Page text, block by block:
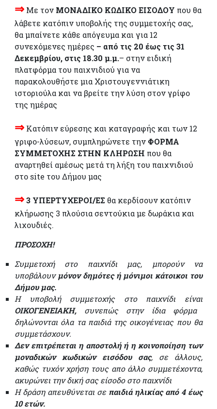
⇒ Με τον ΜΟΝΑΔΙΚΟ ΚΩΔΙΚΟ ΕΙΣΟΔΟΥ που θα
λάβετε κατόπιν υποβολής της συμμετοχής σας,
θα μπαίνετε κάθε απόγευμα και για 12
συνεχόμενες ημέρες – από τις 20 έως τις 31
Δεκεμβρίου, στις 18.30 μ.μ.– στην ειδική
πλατφόρμα του παιχνιδιού για να
παρακολουθήστε μια Χριστουγεννιάτικη
ιστοριούλα και να βρείτε την λύση στον γρίφο
της ημέρας
⇒ Κατόπιν εύρεσης και καταγραφής και των 12
γριφο-λύσεων, συμπληρώνετε την ΦΟΡΜΑ
ΣΥΜΜΕΤΟΧΗΣ ΣΤΗΝ ΚΛΗΡΩΣΗ που θα
αναρτηθεί αμέσως μετά τη λήξη του παιχνιδιού
στο site του Δήμου μας
⇒3 ΥΠΕΡΤΥΧΕΡΟΙ/ΕΣ θα κερδίσουν κατόπιν
κλήρωσης 3 πλούσια σεντούκια με δωράκια και
λιχουδιές.
ΠΡΟΣΟΧΗ!
Συμμετοχή στο παιχνίδι μας, μπορούν να
υποβάλουνμόνον δημότες ή μόνιμοι κάτοικοι του
Δήμου μας.
Η υποβολή συμμετοχής στο παιχνίδι είναι
ΟΙΚΟΓΕΝΕΙΑΚΗ, συνεπώς στην ίδια φόρμα
δηλώνονται όλα τα παιδιά της οικογένειας που θα
συμμετάσχουν.
Δεν επιτρέπεται η αποστολή ή η κοινοποίηση των
μοναδικών κωδικών εισόδου σας, σε άλλους,
καθώς τυχόν χρήση τους απο άλλο συμμετέχοντα,
ακυρώνει την δική σας είσοδο στο παιχνίδι
Η δράση απευθύνεται σε παιδιά ηλικίας από 4 έως
10 ετών.